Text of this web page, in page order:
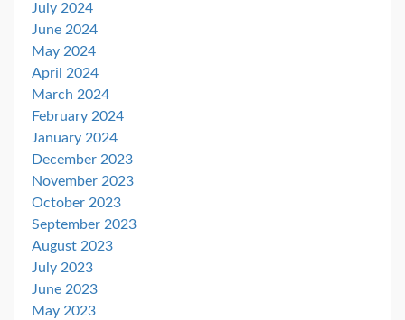
July 2024
June 2024
May 2024
April 2024
March 2024
February 2024
January 2024
December 2023
November 2023
October 2023
September 2023
August 2023
July 2023
June 2023
May 2023